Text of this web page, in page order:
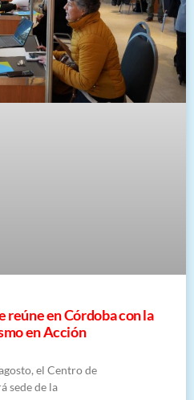
reúne en Córdoba con la
en Acción
el Centro de
sede de la